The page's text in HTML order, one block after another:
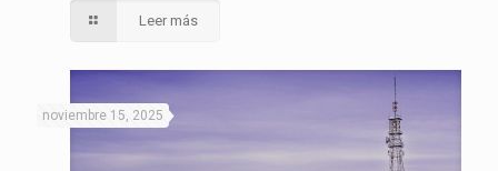
Leer más
noviembre 15, 2025